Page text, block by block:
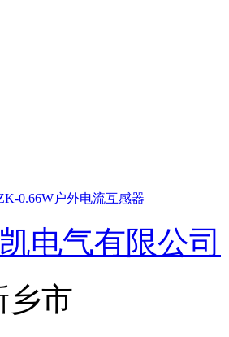
0.66W户外电流互感器
电气有限公司
乡市